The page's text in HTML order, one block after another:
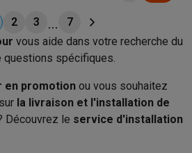
2 3
7
vous aide dans votre recherche du
questions spécifiques.
en promotion ou vous souhaitez
la livraison et l'installation de
Découvrez le service d'installation